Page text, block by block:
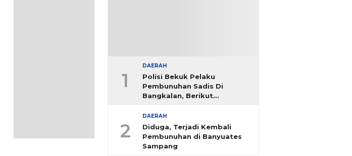
1
DAERAH
Polisi Bekuk Pelaku
Pembunuhan Sadis Di
Bangkalan, Berikut
2
DAERAH
Diduga, Terjadi Kembali
Pembunuhan di Banyuates
Sampang